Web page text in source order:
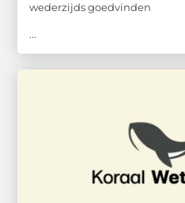
wederzijds goedvinden
...